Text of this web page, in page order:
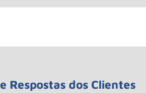
Respostas dos Clientes